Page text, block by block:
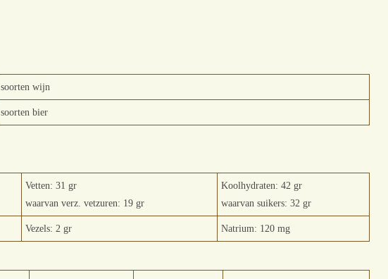
soorten wijn
soorten bier
Vetten: 31 gr
waarvan verz. vetzuren: 19 gr
Koolhydraten: 42 gr
waarvan suikers: 32 gr
Vezels: 2 gr Natrium: 120 mg